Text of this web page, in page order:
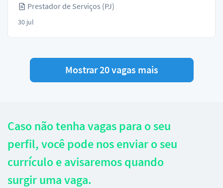
Prestador de Serviços (PJ)
30 jul
Mostrar 20 vagas mais
Caso não tenha vagas para o seu
perfil, você pode nos enviar o seu
currículo e avisaremos quando
surgir uma vaga.